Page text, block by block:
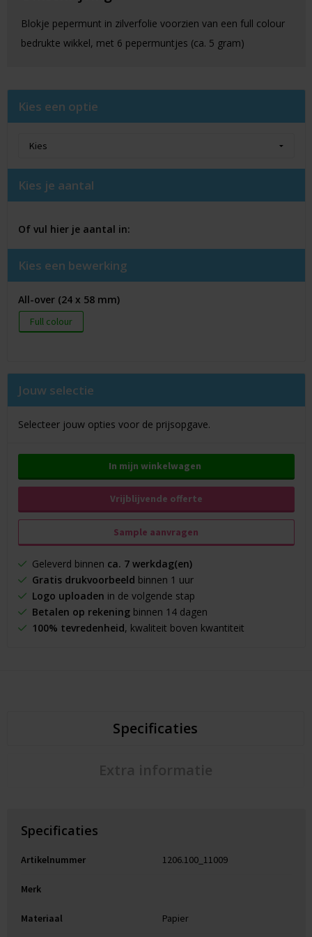
Blokje pepermunt in zilverfolie voorzien van een full colour
bedrukte wikkel, met 6 pepermuntjes (ca. 5 gram)
Kies een optie
Kies je aantal
Of vul hier je aantal in:
Kies een bewerking
All-over (24 x 58 mm)
Full colour
Jouw selectie
Selecteer jouw opties voor de prijsopgave.
In mijn winkelwagen
Vrijblijvende offerte
Sample aanvragen
Geleverd binnen ca. 7 werkdag(en)
Gratis drukvoorbeeld binnen 1 uur
Logo uploaden in de volgende stap
Betalen op rekeningbinnen 14 dagen
100% tevredenheid, kwaliteit boven kwantiteit
Specificaties
Specificaties
Artikelnummer 1206.100_11009
Merk
Materiaal Papier